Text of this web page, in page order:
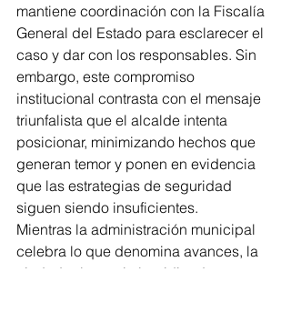
mantiene coordinación con la Fiscalía
General del Estado para esclarecer el
caso y dar con los responsables. Sin
embargo, este compromiso
institucional contrasta con el mensaje
triunfalista que el alcalde intenta
posicionar, minimizando hechos que
generan temor y ponen en evidencia
que las estrategias de seguridad
siguen siendo insuficientes.
Mientras la administración municipal
celebra lo que denomina avances, la
ciudadanía continúa pidiendo